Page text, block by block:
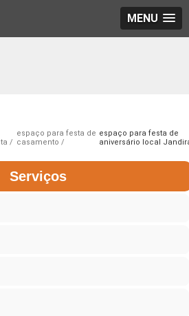
MENU
espaço para festa de
casamento
espaço para festa de
aniversário local
Serviços